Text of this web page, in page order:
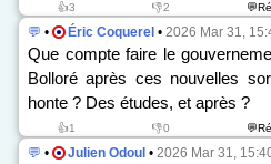
👍3 👎2
💬 • Éric Coquerel • 2026 Mar 31,
Que compte faire le
Bolloré après ces nouvelles
honte ? Des études, et après ?
👍1 👎0
💬 • Julien Odoul • 2026 Mar 31,